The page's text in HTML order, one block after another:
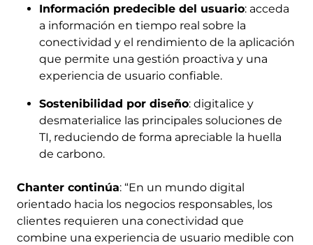
Información predecible del usuario: acceda
a información en tiempo real sobre la
conectividad y el rendimiento de la aplicación
que permite una gestión proactiva y una
experiencia de usuario confiable.
Sostenibilidad por diseño: digitalice y
desmaterialice las principales soluciones de
TI, reduciendo de forma apreciable la huella
de carbono.
Chanter continúa: “En un mundo digital
orientado hacia los negocios responsables, los
clientes requieren una conectividad que
combine una experiencia de usuario medible con